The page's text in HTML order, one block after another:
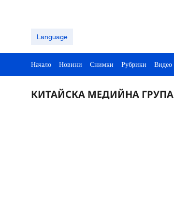
Language
Начало Новини Снимки Рубрики Видео
КИТАЙСКА МЕДИЙНА ГРУПА